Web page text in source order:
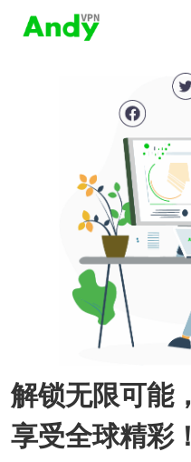
解锁无限可能，
享受全球精彩！